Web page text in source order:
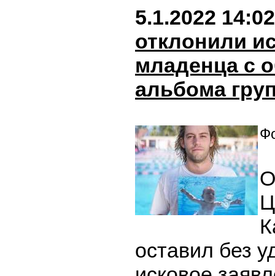
5.1.2022 14:02
отклонили
младенца с
альбома
оставил без